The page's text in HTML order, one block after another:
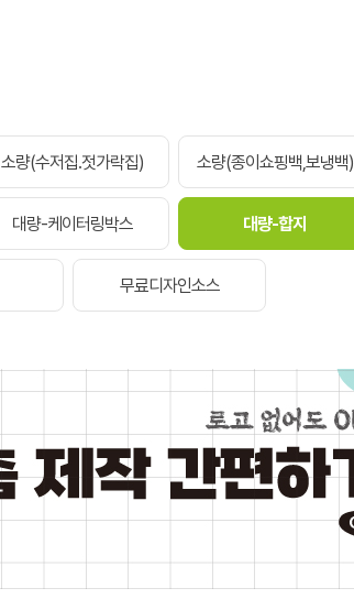
소량(수저집.젓가락집) 소량(종이쇼핑백,보냉백)
대량-케이터링박스 대량-합지
무료디자인소스